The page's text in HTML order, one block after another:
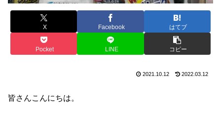
X Facebook はてブ
Pocket LINE コピー
2021.10.12 2022.03.12
皆さんこんにちは。